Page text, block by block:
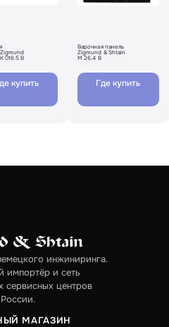
016.5 B
купить
Варочная панель
Zigmund & Shtain
M 26.4 B
Где купить
инжиниринга.
импортёр и сеть
сервисных центров
МАГАЗИН